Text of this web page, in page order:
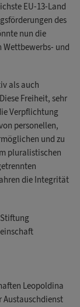
EU-13-Land
des
nun die
und
als auch
Freiheit, sehr
Verpflichtung
personellen,
und zu
pluralistischen
die Integrität
Leopoldina
Austauschdienst